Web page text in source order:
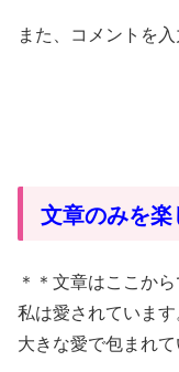
また、コメントを
文章のみを
＊＊文章はここか
私は愛されています
大きな愛で包まれて